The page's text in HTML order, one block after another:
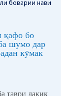
қафо бо
шумо дар
кӯмак
таври дақиқ